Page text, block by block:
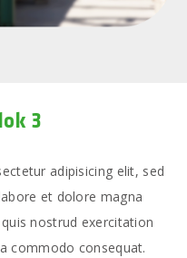
3
adipisicing elit, sed
et dolore magna
nostrud exercitation
commodo consequat.